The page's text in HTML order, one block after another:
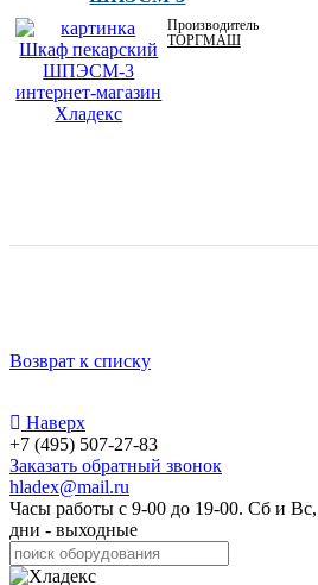
Производитель:
ТОРГМАШ
Возврат к списку
Наверх
+7 (495) 507-27-83
Заказать обратный звонок
hladex@mail.ru
Часы работы с 9-00 до 19-00. Сб и Вс,
дни - выходные